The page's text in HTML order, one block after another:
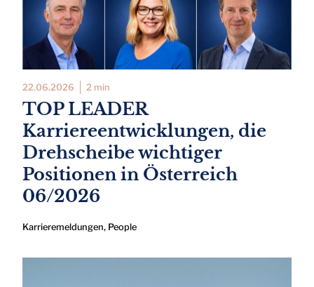
22.06.2026 2 min
TOP LEADER
Karriereentwicklungen, die
Drehscheibe wichtiger
Positionen in Österreich
06/2026
Karrieremeldungen, People